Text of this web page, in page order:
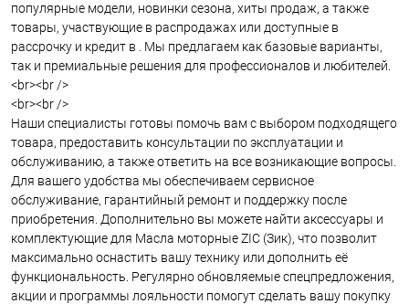
популярные модели, новинки сезона, хиты продаж, а также
товары, участвующие в распродажах или доступные в
рассрочку и кредит в . Мы предлагаем как базовые варианты,
так и премиальные решения для профессионалов и любителей.
<br><br />
<br><br />
Наши специалисты готовы помочь вам с выбором подходящего
товара, предоставить консультации по эксплуатации и
обслуживанию, а также ответить на все возникающие вопросы.
Для вашего удобства мы обеспечиваем сервисное
обслуживание, гарантийный ремонт и поддержку после
приобретения. Дополнительно вы можете найти аксессуары и
комплектующие для Масла моторные ZIC (Зик), что позволит
максимально оснастить вашу технику или дополнить её
функциональность. Регулярно обновляемые спецпредложения,
акции и программы лояльности помогут сделать вашу покупку